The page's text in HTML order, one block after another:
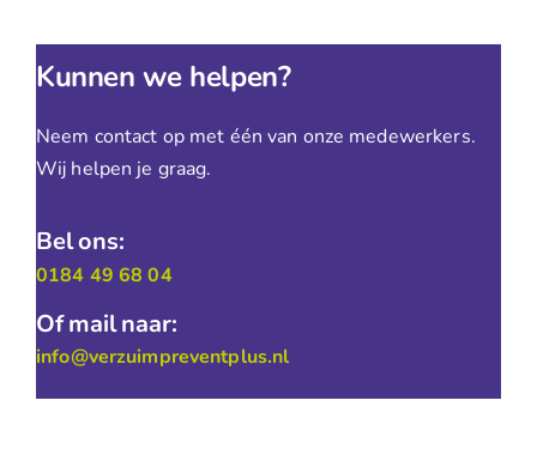
Kunnen we helpen?
Neem contact op met één van onze medewerkers.
Wij helpen je graag.
Bel ons:
0184 49 68 04
Of mail naar:
info@verzuimpreventplus.nl